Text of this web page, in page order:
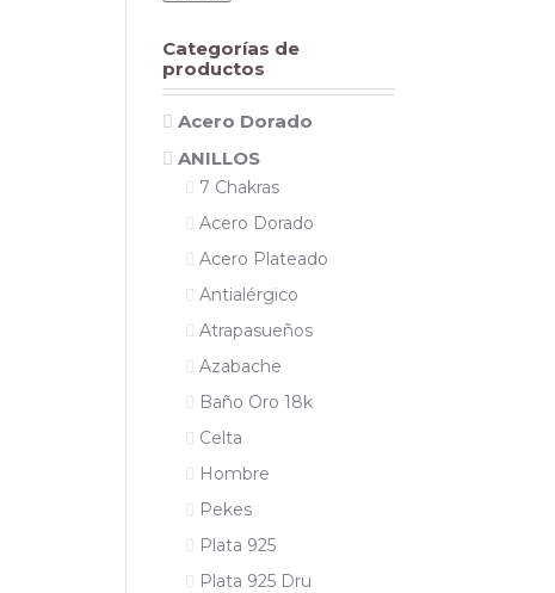
Categorías de
productos
Acero Dorado
ANILLOS
7 Chakras
Acero Dorado
Acero Plateado
Antialérgico
Atrapasueños
Azabache
Baño Oro 18k
Celta
Hombre
Pekes
Plata 925
Plata 925 Dru